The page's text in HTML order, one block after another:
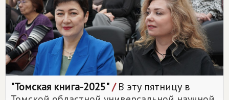
"Томская книга-2025"/В эту пятницу в